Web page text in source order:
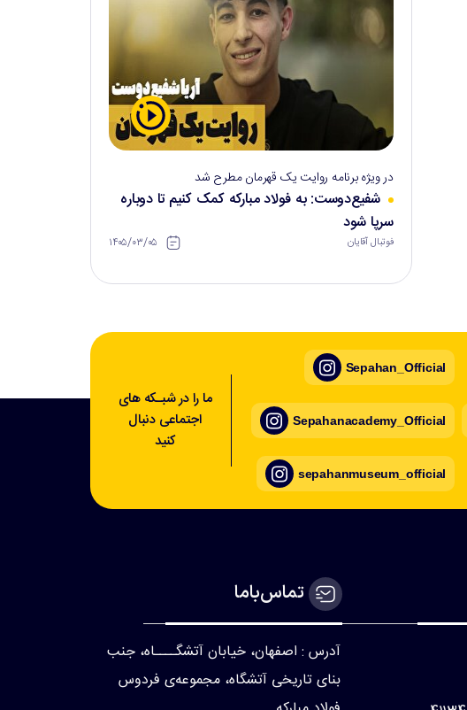
در ویژه برنامه روایت یک قهرمان مطرح شد
شفیع‌دوست: به فولاد مبارکه کمک کنیم تا دوباره
سرپا شود
فوتبال آقایان ۱۴۰۵/۰۳/۰۵
ما را در شبـکه های
اجتماعی دنبال
کنید
Sepahan_Official
Sepahanacademy_Official
sepahanmuseum_official
تماس‌با‌ما
آدرس : اصفهان، خیابان آتشگــــاه، جنب
بنای تاریخی آتشگاه، مجموعه‌ی فردوس